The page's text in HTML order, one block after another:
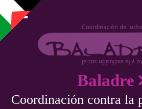
Pasar al contenido principal
Baladre
Coordinación contra la